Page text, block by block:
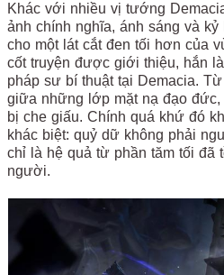
Khác với nhiều vị tướng
ảnh chính nghĩa, ánh sáng và
cho một lát cắt đen tối hơn của
cốt truyện được giới thiệu, hắn
pháp sư bí thuật tại Demacia.
giữa những lớp mặt nạ đạo
bị che giấu. Chính quá khứ đó
khác biệt: quỷ dữ không phải
chỉ là hệ quả từ phần tăm tối đã
người.